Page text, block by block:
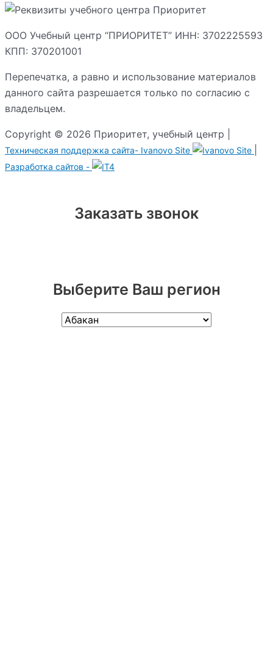
ООО Учебный центр “ПРИОРИТЕТ” ИНН: 3702225593
КПП: 370201001
Перепечатка, а равно и использование материалов
данного сайта разрешается только по согласию с
владельцем.
Copyright © 2026 Приоритет, учебный центр |
Техническая поддержка сайта- Ivanovo Site
Разработка сайтов -
Заказать звонок
Выберите Ваш регион